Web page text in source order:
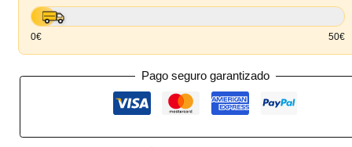
0€ 50€
Pago seguro garantizado